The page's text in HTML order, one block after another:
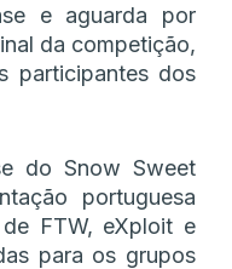
e aguarda por
da competição,
participantes dos
do Snow Sweet
portuguesa
FTW, eXploit e
para os grupos